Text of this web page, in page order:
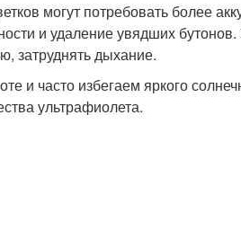
могут потребовать более
и удаление увядших бутонов.
затруднять дыхание.
и часто избегаем яркого
ультрафиолета.